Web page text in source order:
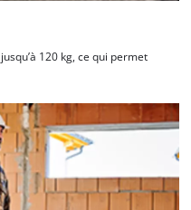
120 kg, ce qui permet